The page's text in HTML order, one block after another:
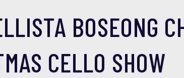
BOSEONG
CELLO SHOW